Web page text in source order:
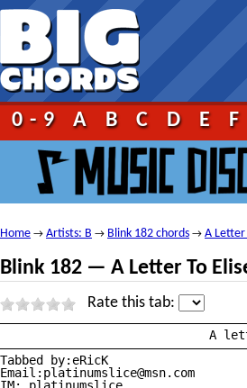
0-9 A B C D E F
Home → Artists: B → Blink 182 chords → A Letter
Blink 182 — A Letter To
Rate this tab:
Tabbed by:eRicK
Email:platinumslice@msn.com